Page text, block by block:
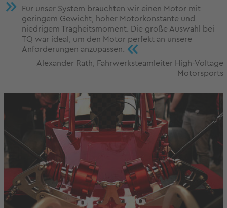
Für unser System brauchten wir einen Motor mit
geringem Gewicht, hoher Motorkonstante und
niedrigem Trägheitsmoment. Die große Auswahl bei
TQ war ideal, um den Motor perfekt an unsere
Anforderungen anzupassen. «
Alexander Rath, Fahrwerksteamleiter High-Voltage
Motorsports